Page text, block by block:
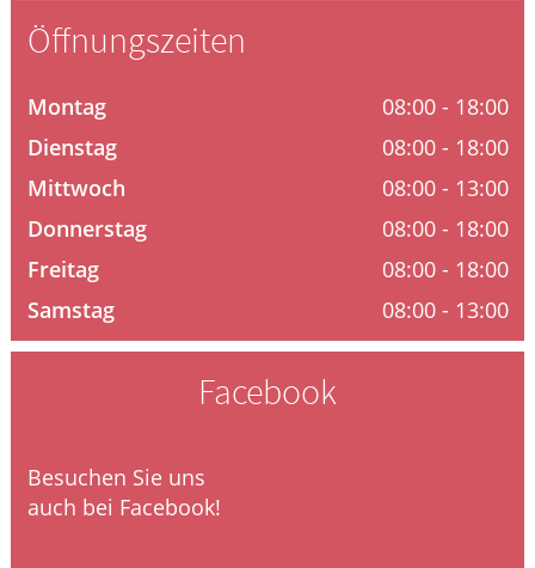
Über Uns
Ratgeber
HOMÖOPATHIE
WELLNESS
Öffnungszeiten
Montag
08:00 - 18:00
Dienstag
08:00 - 18:00
Mittwoch
08:00 - 13:00
Donnerstag
08:00 - 18:00
Freitag
08:00 - 18:00
Samstag
08:00 - 13:00
Facebook
Besuchen Sie uns
auch bei Facebook!